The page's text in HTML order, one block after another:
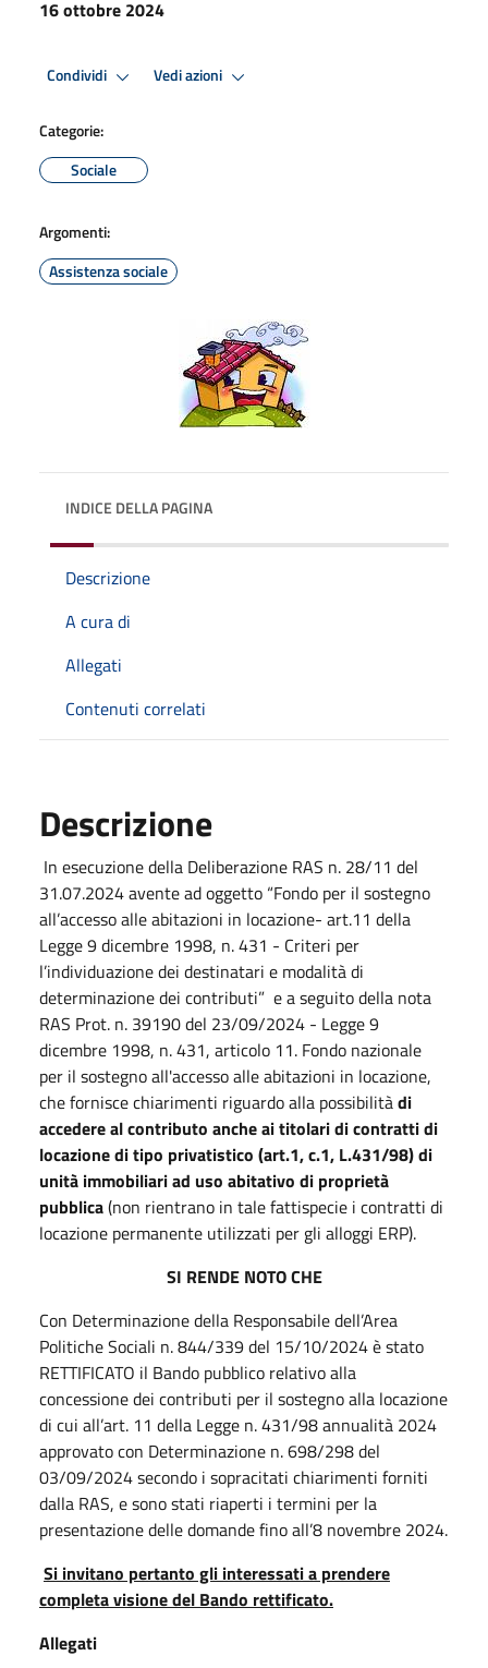
16 ottobre 2024
Condividi Vedi azioni
Categorie:
Sociale
Argomenti:
Assistenza sociale
INDICE DELLA PAGINA
Descrizione
A cura di
Allegati
Contenuti correlati
Descrizione
In esecuzione della Deliberazione RAS n. 28/11 del
31.07.2024 avente ad oggetto “Fondo per il sostegno
all’accesso alle abitazioni in locazione- art.11 della
Legge 9 dicembre 1998, n. 431 - Criteri per
l’individuazione dei destinatari e modalità di
determinazione dei contributi” e a seguito della nota
RAS Prot. n. 39190 del 23/09/2024 - Legge 9
dicembre 1998, n. 431, articolo 11. Fondo nazionale
per il sostegno all'accesso alle abitazioni in locazione,
che fornisce chiarimenti riguardo alla possibilitàdi
accedere al contributo anche ai titolari di contratti di
locazione di tipo privatistico (art.1, c.1, L.431/98) di
unità immobiliari ad uso abitativo di proprietà
pubblica(non rientrano in tale fattispecie i contratti di
locazione permanente utilizzati per gli alloggi ERP).
SI RENDE NOTO CHE
Con Determinazione della Responsabile dell’Area
Politiche Sociali n. 844/339 del 15/10/2024 è stato
RETTIFICATO il Bando pubblico relativo alla
concessione dei contributi per il sostegno alla locazione
di cui all’art. 11 della Legge n. 431/98 annualità 2024
approvato con Determinazione n. 698/298 del
03/09/2024 secondo i sopracitati chiarimenti forniti
dalla RAS, e sono stati riaperti i termini per la
presentazione delle domande fino all’8 novembre 2024.
Si invitano pertanto gli interessati a prendere
completa visione del Bando rettificato.
Allegati